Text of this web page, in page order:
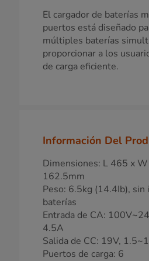
El cargador de baterías
puertos está diseñado
múltiples baterías
proporcionar a los
de carga eficiente.
Información Del
Dimensiones: L 465 x
162.5mm
Peso: 6.5kg (14.4Ib), sin
baterías
Entrada de CA:
4.5A
Salida de CC: 19V,
Puertos de carga: 6